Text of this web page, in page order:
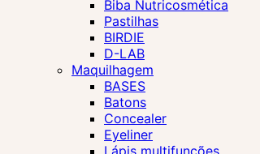
Biba Nutricosmética
Pastilhas
BIRDIE
D-LAB
Maquilhagem
BASES
Batons
Concealer
Eyeliner
Lápis multifunções